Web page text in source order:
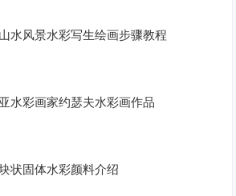
水风景水彩写生绘画步骤教程
水彩画家约瑟夫水彩画作品
状固体水彩颜料介绍